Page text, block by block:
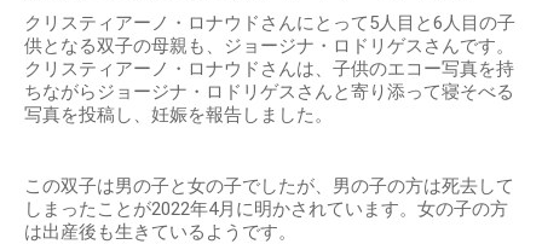
クリスティアーノ・ロナウドさんにとって5人目と6人目の子
供となる双子の母親も、ジョージナ・ロドリゲスさんです。
クリスティアーノ・ロナウドさんは、子供のエコー写真を持
ちながらジョージナ・ロドリゲスさんと寄り添って寝そべる
写真を投稿し、妊娠を報告しました。
この双子は男の子と女の子でしたが、男の子の方は死去して
しまったことが2022年4月に明かされています。女の子の方
は出産後も生きているようです。